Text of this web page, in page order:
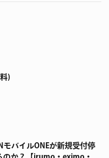
)
モバイルONEが新規受付停